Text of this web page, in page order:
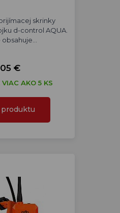
skrinky
d-control AQUA.
€
AKO 5 KS